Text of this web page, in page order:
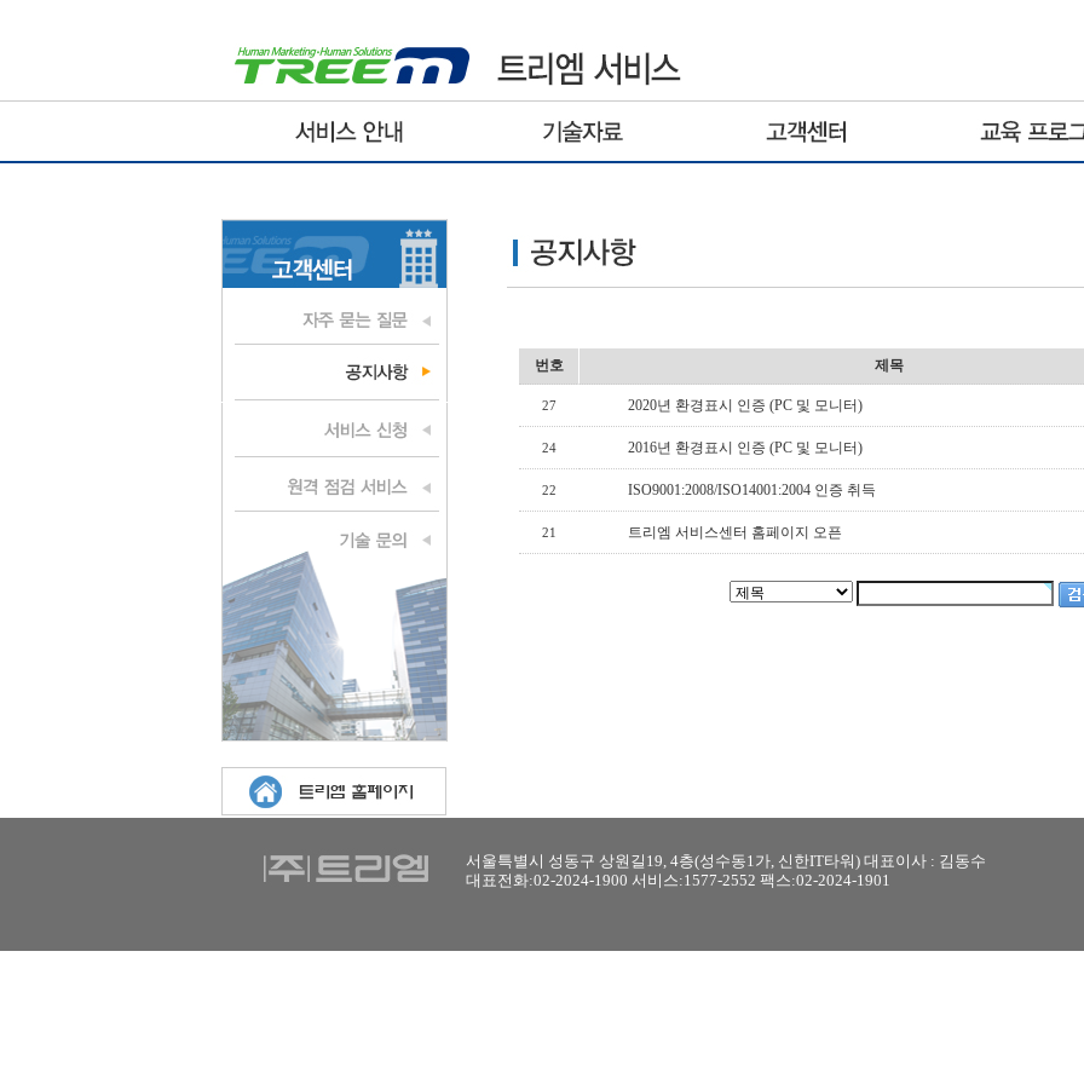
번호 제목
27 2020년 환경표시 인증 (PC 및 모니터)
24 2016년 환경표시 인증 (PC 및 모니터)
22 ISO9001:2008/ISO14001:2004 인증 취득
21 트리엠 서비스센터 홈페이지 오픈
서울특별시 성동구 상원길19, 4층(성수동1가, 신한IT타워) 대표이사 : 김동수
대표전화:02-2024-1900 서비스:1577-2552 팩스:02-2024-1901